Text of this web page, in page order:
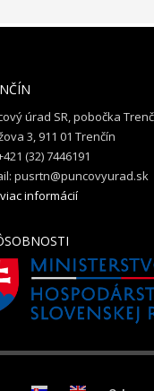
úrad SR, pobočka
3, 911 01 Trenčín
(32) 7446191
pusrtn@puncovyurad.sk
viac informácií